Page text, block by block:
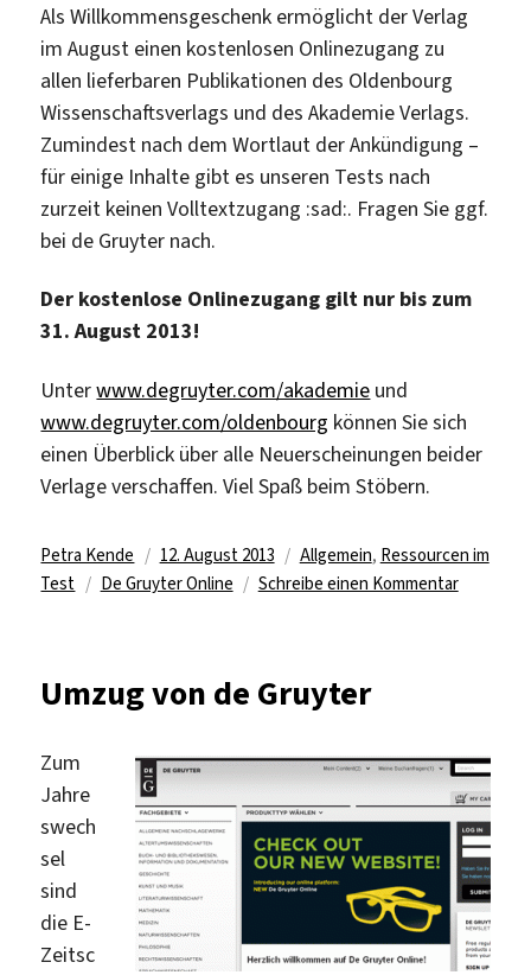
Als Willkommensgeschenk ermöglicht der Verlag
im August einen kostenlosen Onlinezugang zu
allen lieferbaren Publikationen des Oldenbourg
Wissenschaftsverlags und des Akademie Verlags.
Zumindest nach dem Wortlaut der Ankündigung –
für einige Inhalte gibt es unseren Tests nach
zurzeit keinen Volltextzugang :sad:. Fragen Sie ggf.
bei de Gruyter nach.
Der kostenlose Onlinezugang gilt nur bis zum
31. August 2013!
Unterwww.degruyter.com/akademie und
www.degruyter.com/oldenbourg können Sie sich
einen Überblick über alle Neuerscheinungen beider
Verlage verschaffen. Viel Spaß beim Stöbern.
Autor
Petra Kende
Veröffentlicht
am
12. August 2013 Kategorien
Allgemein, Ressourcen im
Test
Schlagwörter
De Gruyter Online Schreibe einen Kommentarzu
des
Akademie
Verlags
und
des
Verlages
gratis
Umzug von de Gruyter
Zum
Jahre
swech
sel
sind
die E-
Zeitsc